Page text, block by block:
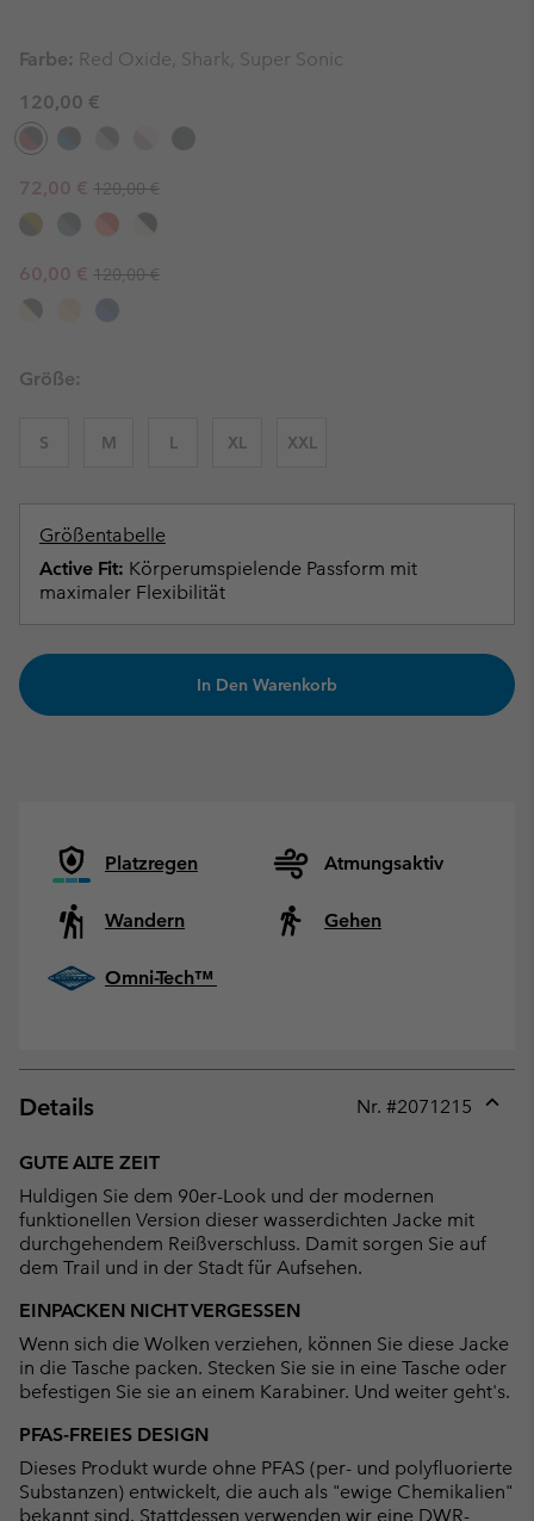
Farbe: Red Oxide, Shark, Super Sonic
120,00 €
Sale price:
72,00 € Regular price:
120,00 €
Sale price:
60,00 € Regular price:
120,00 €
Größe:
S M L XL XXL
Größentabelle
Active Fit: Körperumspielende Passform mit
maximaler Flexibilität
In Den Warenkorb
Platzregen Atmungsaktiv
Wandern Gehen
Omni-Tech™
Details Nr. #2071215
GUTE ALTE ZEIT
Huldigen Sie dem 90er-Look und der modernen
funktionellen Version dieser wasserdichten Jacke mit
durchgehendem Reißverschluss. Damit sorgen Sie auf
dem Trail und in der Stadt für Aufsehen.
EINPACKEN NICHT VERGESSEN
Wenn sich die Wolken verziehen, können Sie diese Jacke
in die Tasche packen. Stecken Sie sie in eine Tasche oder
befestigen Sie sie an einem Karabiner. Und weiter geht's.
PFAS-FREIES DESIGN
Dieses Produkt wurde ohne PFAS (per- und polyfluorierte
Substanzen) entwickelt, die auch als "ewige Chemikalien"
bekannt sind. Stattdessen verwenden wir eine DWR-